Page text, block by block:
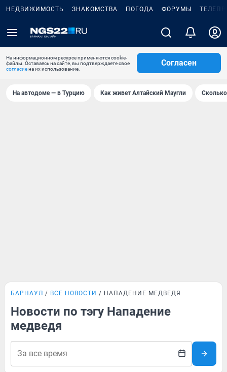
НЕДВИЖИМОСТЬ ЗНАКОМСТВА ПОГОДА ФОРУМЫ
На информационном ресурсе применяются cookie-
файлы. Оставаясь на сайте, вы подтверждаете свое
согласиена их использование.
Согласен
На автодоме — в Турцию Как живет Алтайский Маугли
БАРНАУЛ ВСЕ НОВОСТИ НАПАДЕНИЕ МЕДВЕДЯ
Новости по тэгу Нападение
медведя